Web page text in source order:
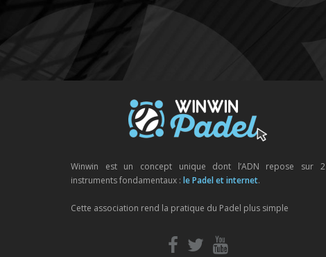
Winwin est un concept unique dont l’ADN repose sur 2
instruments fondamentaux : le Padel et internet.
Cette association rend la pratique du Padel plus simple